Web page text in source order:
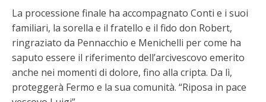
La processione finale ha accompagnato Conti e i suoi
familiari, la sorella e il fratello e il fido don Robert,
ringraziato da Pennacchio e Menichelli per come ha
saputo essere il riferimento dell’arcivescovo emerito
anche nei momenti di dolore, fino alla cripta. Da lì,
proteggerà Fermo e la sua comunità. “Riposa in pace